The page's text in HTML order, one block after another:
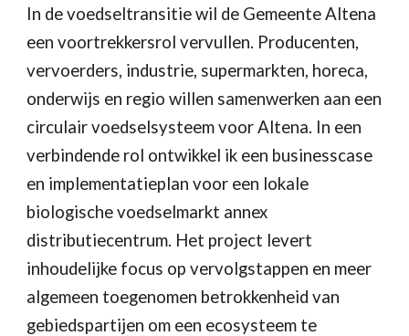
In de voedseltransitie wil de Gemeente Altena
een voortrekkersrol vervullen. Producenten,
vervoerders, industrie, supermarkten, horeca,
onderwijs en regio willen samenwerken aan een
circulair voedselsysteem voor Altena. In een
verbindende rol ontwikkel ik een businesscase
en implementatieplan voor een lokale
biologische voedselmarkt annex
distributiecentrum. Het project levert
inhoudelijke focus op vervolgstappen en meer
algemeen toegenomen betrokkenheid van
gebiedspartijen om een ecosysteem te